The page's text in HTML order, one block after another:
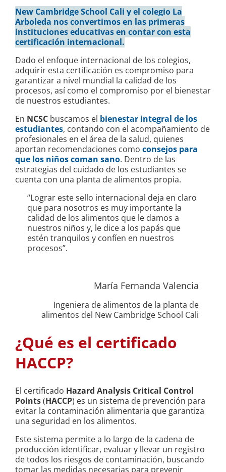
New Cambridge School Cali y el colegio La
Arboleda nos convertimos en las primeras
instituciones educativas en contar con esta
certificación internacional.
Dado el enfoque internacional de los colegios,
adquirir esta certificación es compromiso para
garantizar a nivel mundial la calidad de los
procesos, así como el compromiso por el bienestar
de nuestros estudiantes.
En NCSC buscamos el bienestar integral de los
estudiantes, contando con el acompañamiento de
profesionales en el área de la salud, quienes
aportan recomendaciones como consejos para
que los niños coman sano. Dentro de las
estrategias del cuidado de los estudiantes se
cuenta con una planta de alimentos propia.
“Lograr este sello internacional deja en claro
que para nosotros es muy importante la
calidad de los alimentos que le damos a
nuestros niños y, le dice a los papás que
estén tranquilos y confíen en nuestros
procesos”.
María Fernanda Valencia
Ingeniera de alimentos de la planta de
alimentos del New Cambridge School Cali
¿Qué es el certificado
HACCP?
El certificado Hazard Analysis Critical Control
Points(HACCP) es un sistema de prevención para
evitar la contaminación alimentaria que garantiza
una seguridad en los alimentos.
Este sistema permite a lo largo de la cadena de
producción identificar, evaluar y llevar un registro
de todos los riesgos de contaminación, buscando
tomar las medidas necesarias para prevenir